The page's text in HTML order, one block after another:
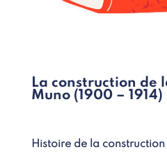
La construction de
Muno (1900 – 1914)
Histoire de la